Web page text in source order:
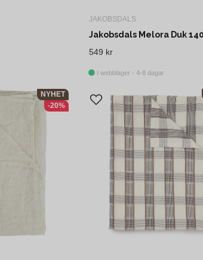
JAKOBSDALS
549 kr
I webblager - 4-8 dagar
NYHET
-20%